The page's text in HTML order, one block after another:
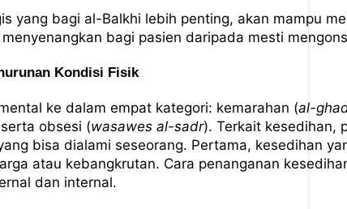
yang bagi al-Balkhi lebih penting, akan mampu
bagi pasien daripada mesti
Kondisi Fisik
ke dalam empat kategori: kemarahan (al-
obsesi (wasawes al-sadr). Terkait kesedihan,
bisa dialami seseorang. Pertama, kesedihan
atau kebangkrutan. Cara penanganan
dan internal.